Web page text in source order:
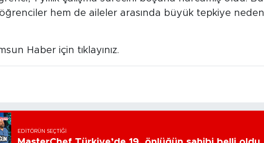
öğrenciler hem de aileler arasında büyük tepkiye neden
Haber için tıklayınız.
EDITÖRÜN SEÇTIĞI